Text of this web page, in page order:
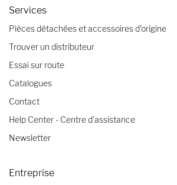
Services
Pièces détachées et accessoires d’origine
Trouver un distributeur
Essai sur route
Catalogues
Contact
Help Center - Centre d'assistance
Newsletter
Entreprise